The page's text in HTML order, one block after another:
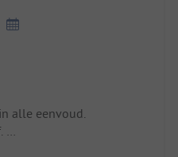
alle eenvoud.